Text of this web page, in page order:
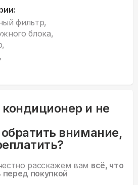
фильтр,
блока,
и не
обратить внимание,
расскажем вам всё, что
покупкой